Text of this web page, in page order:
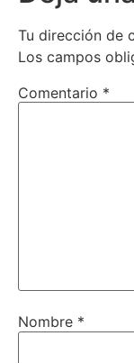
Tu dirección de
Los campos
Comentario *
Nombre *